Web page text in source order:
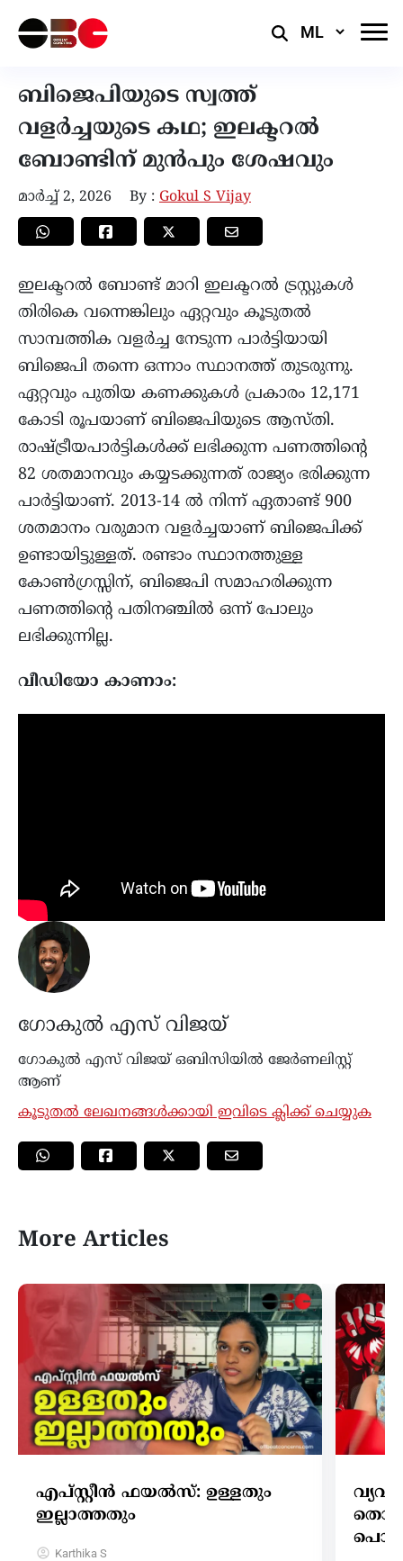
Select
ബിജെപിയുടെ സ്വത്ത്
വളർച്ചയുടെ കഥ; ഇലക്ടറൽ
ബോണ്ടിന് മുൻപും ശേഷവും
മാർച്ച്‌ 2, 2026 By : Gokul S Vijay
ഇലക്ടറൽ ബോണ്ട് മാറി ഇലക്ടറൽ ട്രസ്റ്റുകൾ
തിരികെ വന്നെങ്കിലും ഏറ്റവും കൂടുതൽ
സാമ്പത്തിക വളർച്ച നേടുന്ന പാർട്ടിയായി
ബിജെപി തന്നെ ഒന്നാം സ്ഥാനത്ത് തുടരുന്നു.
ഏറ്റവും പുതിയ കണക്കുകൾ പ്രകാരം 12,171
കോടി രൂപയാണ് ബിജെപിയുടെ ആസ്തി.
രാഷ്ട്രീയപാർട്ടികൾക്ക് ലഭിക്കുന്ന പണത്തിന്റെ
82 ശതമാനവും കയ്യടക്കുന്നത് രാജ്യം ഭരിക്കുന്ന
പാർട്ടിയാണ്. 2013-14 ൽ നിന്ന് ഏതാണ്ട് 900
ശതമാനം വരുമാന വളർച്ചയാണ് ബിജെപിക്ക്
ഉണ്ടായിട്ടുള്ളത്. രണ്ടാം സ്ഥാനത്തുള്ള
കോൺഗ്രസ്സിന്, ബിജെപി സമാഹരിക്കുന്ന
പണത്തിന്റെ പതിനഞ്ചിൽ ഒന്ന് പോലും
ലഭിക്കുന്നില്ല.
വീഡിയോ കാണാം:
ഗോകുൽ എസ് വിജയ്
ഗോകുൽ എസ് വിജയ് ഒബിസിയിൽ ജേർണലിസ്റ്റ്
ആണ്
കൂടുതൽ ലേഖനങ്ങൾക്കായി ഇവിടെ ക്ലിക്ക് ചെയ്യുക
More Articles
എപ്‌സ്റ്റീൻ ഫയൽസ്: ഉള്ളതും
ഇല്ലാത്തതും
Karthika S